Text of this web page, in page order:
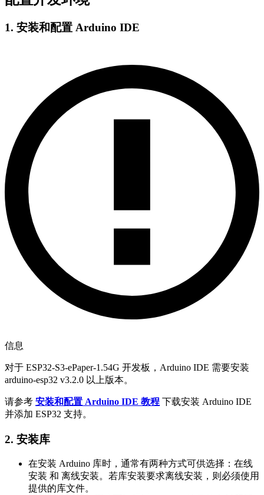
1. 安装和配置 Arduino IDE
信息
对于 ESP32-S3-ePaper-1.54G 开发板，Arduino IDE 需要安装
arduino-esp32 v3.2.0 以上版本。
请参考 安装和配置 Arduino IDE 教程 下载安装 Arduino IDE
并添加 ESP32 支持。
2. 安装库
在安装 Arduino 库时，通常有两种方式可供选择：在线
安装 和 离线安装。若库安装要求离线安装，则必须使用
提供的库文件。